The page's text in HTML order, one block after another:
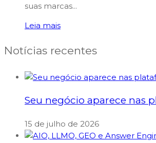
suas marcas...
Leia mais
Notícias recentes
Seu negócio aparece nas
15 de julho de 2026